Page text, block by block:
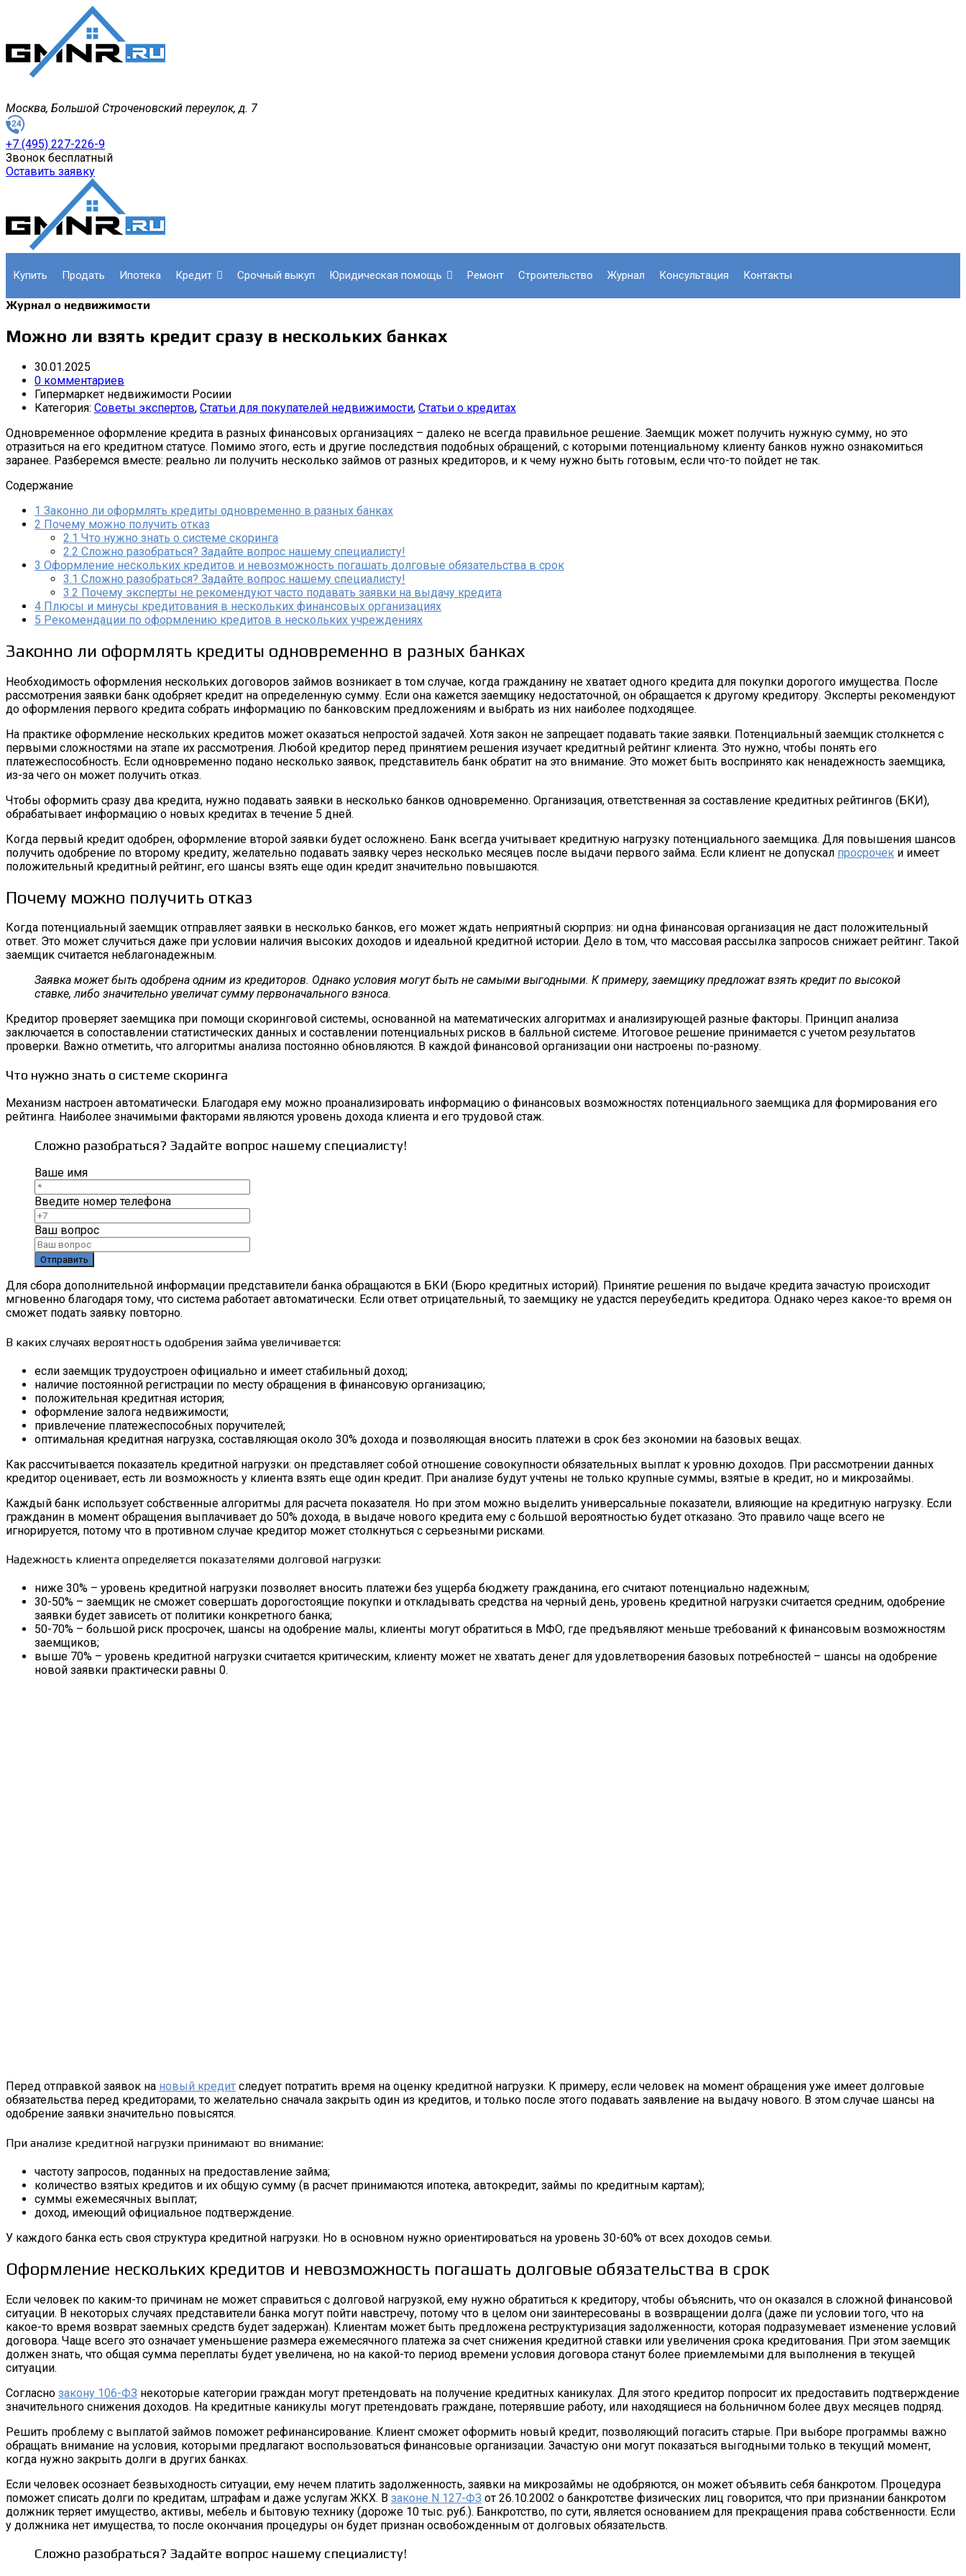
Москва, Большой Строченовский переулок, д. 7
+7 (495) 227-226-9
Звонок бесплатный
Оставить заявку
купить продать ипотека кредит срочный выкуп юридическая помощь ремонт строительство журнал консультация контакты
Журнал о недвижимости
Можно ли взять кредит сразу в нескольких банках
30.01.2025
0 комментариев
Гипермаркет недвижимости Росиии
Категория: Советы экспертов, Статьи для покупателей недвижимости, Статьи о кредитах
Одновременное оформление кредита в разных финансовых организациях – далеко не всегда правильное решение. Заемщик может получить нужную сумму, но это
отразиться на его кредитном статусе. Помимо этого, есть и другие последствия подобных обращений, с которыми потенциальному клиенту банков нужно ознакомиться
заранее. Разберемся вместе: реально ли получить несколько займов от разных кредиторов, и к чему нужно быть готовым, если что-то пойдет не так.
Содержание
1 Законно ли оформлять кредиты одновременно в разных банках
2 Почему можно получить отказ
2.1 Что нужно знать о системе скоринга
2.2 Сложно разобраться? Задайте вопрос нашему специалисту!
3 Оформление нескольких кредитов и невозможность погашать долговые обязательства в срок
3.1 Сложно разобраться? Задайте вопрос нашему специалисту!
3.2 Почему эксперты не рекомендуют часто подавать заявки на выдачу кредита
4 Плюсы и минусы кредитования в нескольких финансовых организациях
5 Рекомендации по оформлению кредитов в нескольких учреждениях
Законно ли оформлять кредиты одновременно в разных банках
Необходимость оформления нескольких договоров займов возникает в том случае, когда гражданину не хватает одного кредита для покупки дорогого имущества. После
рассмотрения заявки банк одобряет кредит на определенную сумму. Если она кажется заемщику недостаточной, он обращается к другому кредитору. Эксперты рекомендуют
до оформления первого кредита собрать информацию по банковским предложениям и выбрать из них наиболее подходящее.
На практике оформление нескольких кредитов может оказаться непростой задачей. Хотя закон не запрещает подавать такие заявки. Потенциальный заемщик столкнется с
первыми сложностями на этапе их рассмотрения. Любой кредитор перед принятием решения изучает кредитный рейтинг клиента. Это нужно, чтобы понять его
платежеспособность. Если одновременно подано несколько заявок, представитель банк обратит на это внимание. Это может быть воспринято как ненадежность заемщика,
из-за чего он может получить отказ.
Чтобы оформить сразу два кредита, нужно подавать заявки в несколько банков одновременно. Организация, ответственная за составление кредитных рейтингов (БКИ),
обрабатывает информацию о новых кредитах в течение 5 дней.
Когда первый кредит одобрен, оформление второй заявки будет осложнено. Банк всегда учитывает кредитную нагрузку потенциального заемщика. Для повышения шансов
получить одобрение по второму кредиту, желательно подавать заявку через несколько месяцев после выдачи первого займа. Если клиент не допускал просрочек и имеет
положительный кредитный рейтинг, его шансы взять еще один кредит значительно повышаются.
Почему можно получить отказ
Когда потенциальный заемщик отправляет заявки в несколько банков, его может ждать неприятный сюрприз: ни одна финансовая организация не даст положительный
ответ. Это может случиться даже при условии наличия высоких доходов и идеальной кредитной истории. Дело в том, что массовая рассылка запросов снижает рейтинг. Такой
заемщик считается неблагонадежным.
Заявка может быть одобрена одним из кредиторов. Однако условия могут быть не самыми выгодными. К примеру, заемщику предложат взять кредит по высокой
ставке, либо значительно увеличат сумму первоначального взноса.
Кредитор проверяет заемщика при помощи скоринговой системы, основанной на математических алгоритмах и анализирующей разные факторы. Принцип анализа
заключается в сопоставлении статистических данных и составлении потенциальных рисков в балльной системе. Итоговое решение принимается с учетом результатов
проверки. Важно отметить, что алгоритмы анализа постоянно обновляются. В каждой финансовой организации они настроены по-разному.
Что нужно знать о системе скоринга
Механизм настроен автоматически. Благодаря ему можно проанализировать информацию о финансовых возможностях потенциального заемщика для формирования его
рейтинга. Наиболее значимыми факторами являются уровень дохода клиента и его трудовой стаж.
Сложно разобраться? Задайте вопрос нашему специалисту!
Ваше имя
Введите номер телефона
Ваш вопрос
Для сбора дополнительной информации представители банка обращаются в БКИ (Бюро кредитных историй). Принятие решения по выдаче кредита зачастую происходит
мгновенно благодаря тому, что система работает автоматически. Если ответ отрицательный, то заемщику не удастся переубедить кредитора. Однако через какое-то время он
сможет подать заявку повторно.
В каких случаях вероятность одобрения займа увеличивается:
если заемщик трудоустроен официально и имеет стабильный доход;
наличие постоянной регистрации по месту обращения в финансовую организацию;
положительная кредитная история;
оформление залога недвижимости;
привлечение платежеспособных поручителей;
оптимальная кредитная нагрузка, составляющая около 30% дохода и позволяющая вносить платежи в срок без экономии на базовых вещах.
Как рассчитывается показатель кредитной нагрузки: он представляет собой отношение совокупности обязательных выплат к уровню доходов. При рассмотрении данных
кредитор оценивает, есть ли возможность у клиента взять еще один кредит. При анализе будут учтены не только крупные суммы, взятые в кредит, но и микрозаймы.
Каждый банк использует собственные алгоритмы для расчета показателя. Но при этом можно выделить универсальные показатели, влияющие на кредитную нагрузку. Если
гражданин в момент обращения выплачивает до 50% дохода, в выдаче нового кредита ему с большой вероятностью будет отказано. Это правило чаще всего не
игнорируется, потому что в противном случае кредитор может столкнуться с серьезными рисками.
Надежность клиента определяется показателями долговой нагрузки:
ниже 30% – уровень кредитной нагрузки позволяет вносить платежи без ущерба бюджету гражданина, его считают потенциально надежным;
30-50% – заемщик не сможет совершать дорогостоящие покупки и откладывать средства на черный день, уровень кредитной нагрузки считается средним, одобрение
заявки будет зависеть от политики конкретного банка;
50-70% – большой риск просрочек, шансы на одобрение малы, клиенты могут обратиться в МФО, где предъявляют меньше требований к финансовым возможностям
заемщиков;
выше 70% – уровень кредитной нагрузки считается критическим, клиенту может не хватать денег для удовлетворения базовых потребностей – шансы на одобрение
новой заявки практически равны 0.
Перед отправкой заявок на новый кредит следует потратить время на оценку кредитной нагрузки. К примеру, если человек на момент обращения уже имеет долговые
обязательства перед кредиторами, то желательно сначала закрыть один из кредитов, и только после этого подавать заявление на выдачу нового. В этом случае шансы на
одобрение заявки значительно повысятся.
При анализе кредитной нагрузки принимают во внимание:
частоту запросов, поданных на предоставление займа;
количество взятых кредитов и их общую сумму (в расчет принимаются ипотека, автокредит, займы по кредитным картам);
суммы ежемесячных выплат;
доход, имеющий официальное подтверждение.
У каждого банка есть своя структура кредитной нагрузки. Но в основном нужно ориентироваться на уровень 30-60% от всех доходов семьи.
Оформление нескольких кредитов и невозможность погашать долговые обязательства в срок
Если человек по каким-то причинам не может справиться с долговой нагрузкой, ему нужно обратиться к кредитору, чтобы объяснить, что он оказался в сложной финансовой
ситуации. В некоторых случаях представители банка могут пойти навстречу, потому что в целом они заинтересованы в возвращении долга (даже пи условии того, что на
какое-то время возврат заемных средств будет задержан). Клиентам может быть предложена реструктуризация задолженности, которая подразумевает изменение условий
договора. Чаще всего это означает уменьшение размера ежемесячного платежа за счет снижения кредитной ставки или увеличения срока кредитования. При этом заемщик
должен знать, что общая сумма переплаты будет увеличена, но на какой-то период времени условия договора станут более приемлемыми для выполнения в текущей
ситуации.
Согласно закону 106-ФЗ некоторые категории граждан могут претендовать на получение кредитных каникулах. Для этого кредитор попросит их предоставить подтверждение
значительного снижения доходов. На кредитные каникулы могут претендовать граждане, потерявшие работу, или находящиеся на больничном более двух месяцев подряд.
Решить проблему с выплатой займов поможет рефинансирование. Клиент сможет оформить новый кредит, позволяющий погасить старые. При выборе программы важно
обращать внимание на условия, которыми предлагают воспользоваться финансовые организации. Зачастую они могут показаться выгодными только в текущий момент,
когда нужно закрыть долги в других банках.
Если человек осознает безвыходность ситуации, ему нечем платить задолженность, заявки на микрозаймы не одобряются, он может объявить себя банкротом. Процедура
поможет списать долги по кредитам, штрафам и даже услугам ЖКХ. В законе N 127-ФЗ от 26.10.2002 о банкротстве физических лиц говорится, что при признании банкротом
должник теряет имущество, активы, мебель и бытовую технику (дороже 10 тыс. руб.). Банкротство, по сути, является основанием для прекращения права собственности. Если
у должника нет имущества, то после окончания процедуры он будет признан освобожденным от долговых обязательств.
Сложно разобраться? Задайте вопрос нашему специалисту!